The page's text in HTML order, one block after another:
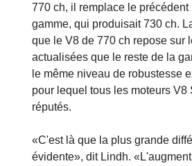
770 ch, il remplace le
gamme, qui produisait 730 ch.
que le V8 de 770 ch repose sur
actualisées que le reste de la
le même niveau de robustesse
pour lequel tous les moteurs V8
réputés.
«C'est là que la plus grande
évidente», dit Lindh.